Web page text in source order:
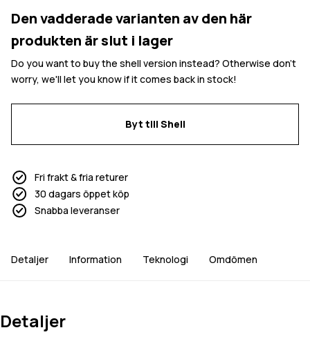
Den vadderade varianten av den här
produkten är slut i lager
Do you want to buy the shell version instead? Otherwise don't
worry, we'll let you know if it comes back in stock!
Byt till Shell
Fri frakt & fria returer
30 dagars öppet köp
Snabba leveranser
Detaljer Information Teknologi Omdömen
Detaljer